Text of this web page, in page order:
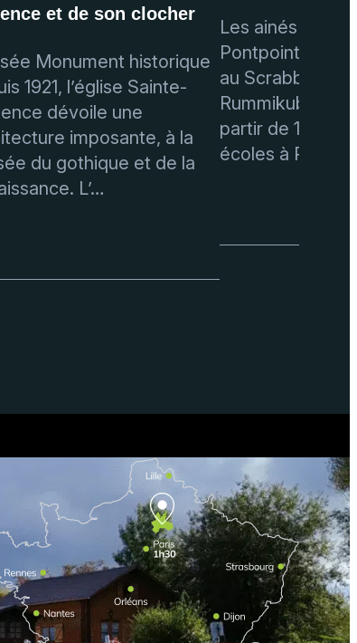
et de son clocher
Monument historique
1921, l’église Sainte-
dévoile une
imposante, à la
du gothique et de la
L’…
Les ainés des
Pontpoint
au Scrabble,
Rummikub,
partir de 14h30
écoles à